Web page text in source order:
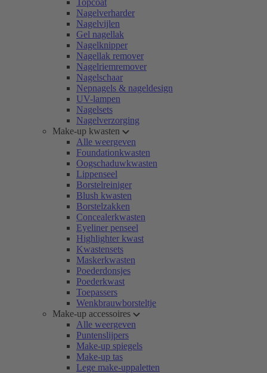
Topcoat
Nagelverharder
Nagelvijlen
Gel nagellak
Nagelknipper
Nagellak remover
Nagelriemremover
Nagelschaar
Nepnagels & nageldesign
UV-lampen
Nagelsets
Nagelverzorging
Make-up kwasten
Alle weergeven
Foundationkwasten
Oogschaduwkwasten
Lippenseel
Borstelreiniger
Blush kwasten
Borstelzakken
Concealerkwasten
Eyeliner penseel
Highlighter kwast
Kwastensets
Maskerkwasten
Poederdonsjes
Poederkwast
Toepassers
Wenkbrauwborsteltje
Make-up accessoires
Alle weergeven
Puntenslijpers
Make-up spiegels
Make-up tas
Lege make-uppaletten